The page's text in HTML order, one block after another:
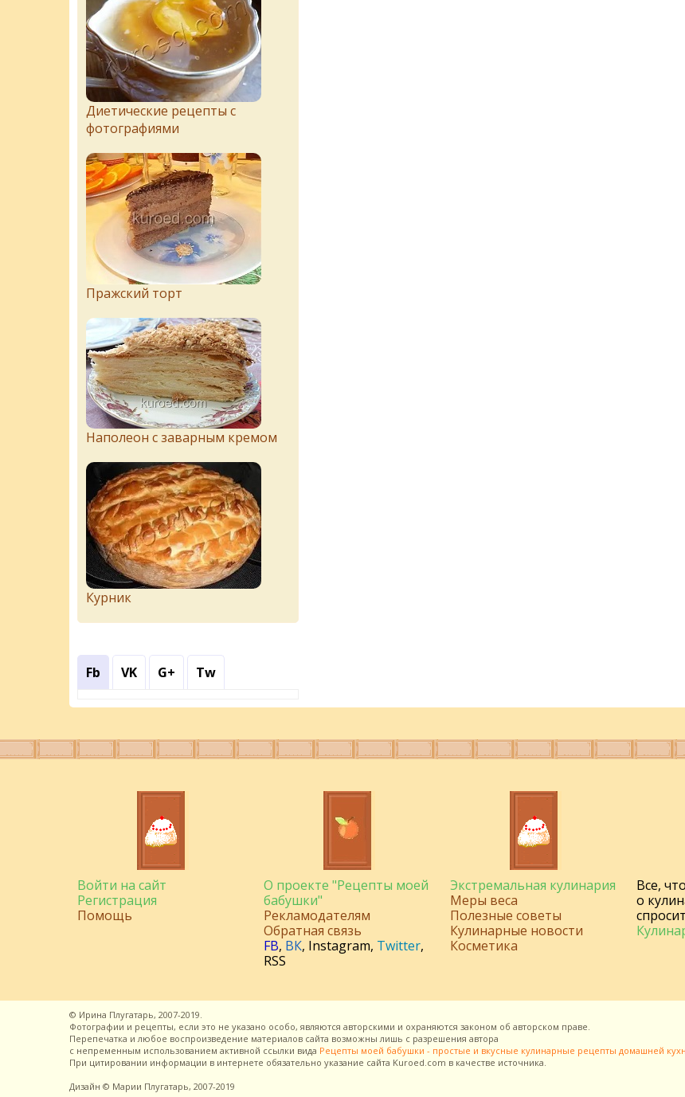
Диетические рецепты с
фотографиями
Пражский торт
Наполеон с заварным кремом
Курник
Fb VK G+ Tw
Войти на сайт
Регистрация
Помощь
О проекте "Рецепты моей
бабушки"
Рекламодателям
Обратная связь
FB, ВК, Instagram, Twitter,
RSS
Экстремальная кулинария
Меры веса
Полезные советы
Кулинарные новости
Косметика
Все,
о
© Ирина Плугатарь, 2007-2019.
Фотографии и рецепты, если это не указано особо, являются авторскими и охраняются законом об авторском праве.
Перепечатка и любое воспроизведение материалов сайта возможны лишь с разрешения автора
с непременным использованием активной ссылки вида Рецепты моей бабушки - простые и вкусные кулинарные рецепты домашней
При цитировании информации в интернете обязательно указание сайта Kuroed.com в качестве источника.
Дизайн © Марии Плугатарь, 2007-2019